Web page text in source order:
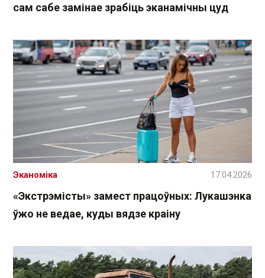
сам сабе замінае зрабіць эканамічны цуд
«Экстрэмісты» замест працоўных: Лукашэнка
ўжо не ведае, куды вядзе краіну
Эканоміка 17.04.2026